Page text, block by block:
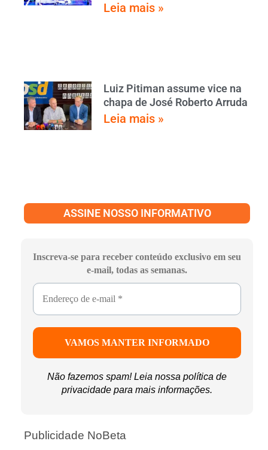
Leia mais »
Luiz Pitiman assume vice na
chapa de José Roberto Arruda
Leia mais »
ASSINE NOSSO INFORMATIVO
Inscreva-se para receber conteúdo exclusivo em seu
e-mail, todas as semanas.
Não fazemos spam! Leia nossa política de
privacidade para mais informações.
Publicidade NoBeta